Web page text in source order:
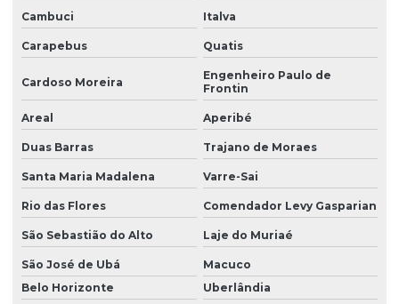
Laudo de ruído ambiental
Laudo de ruído externo
Laudo spda periodicidade
Laudo técnico ltcat
Laudo técnico de periculosidade
Laudo técnico spda
Laudo de vistoria de vizinhança
Laudo de vizinhança cautelar
Cambuci Italva
Carapebus Quatis
Cardoso Moreira
Engenheiro Paulo de
Frontin
Areal Aperibé
Duas Barras Trajano de Moraes
Santa Maria Madalena Varre-Sai
Rio das Flores Comendador Levy Gasparian
São Sebastião do Alto Laje do Muriaé
São José de Ubá
Macuco
Belo Horizonte
Uberlândia